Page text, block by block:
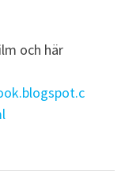
och här